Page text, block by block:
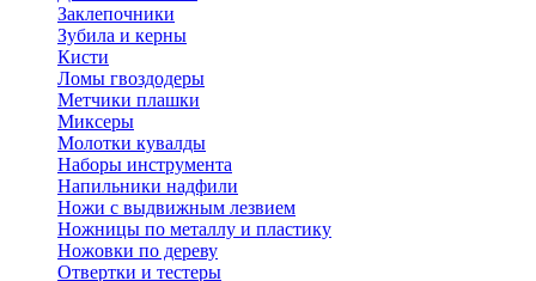
Заклепочники
Зубила и керны
Кисти
Ломы гвоздодеры
Метчики плашки
Миксеры
Молотки кувалды
Наборы инструмента
Напильники надфили
Ножи с выдвижным лезвием
Ножницы по металлу и пластику
Ножовки по дереву
Отвертки и тестеры